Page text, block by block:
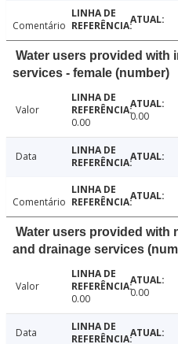
Comentário
Water users provided with
services - female (number)
Valor
0.00
0.00
Data
Comentário
Water users provided with
and drainage services
Valor
0.00
0.00
Data